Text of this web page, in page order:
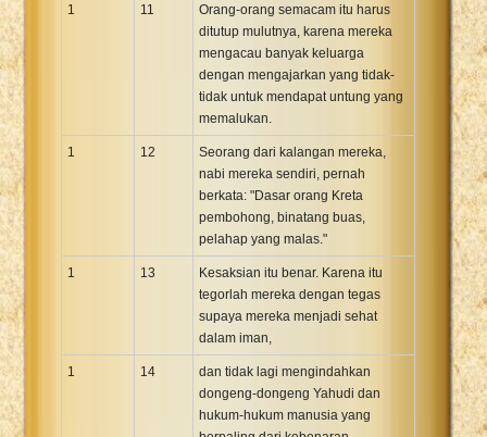
1 11
Orang-orang semacam itu harus
ditutup mulutnya, karena mereka
mengacau banyak keluarga
dengan mengajarkan yang tidak-
tidak untuk mendapat untung yang
memalukan.
1 12
Seorang dari kalangan mereka,
nabi mereka sendiri, pernah
berkata: "Dasar orang Kreta
pembohong, binatang buas,
pelahap yang malas."
1 13
Kesaksian itu benar. Karena itu
tegorlah mereka dengan tegas
supaya mereka menjadi sehat
dalam iman,
1 14
dan tidak lagi mengindahkan
dongeng-dongeng Yahudi dan
hukum-hukum manusia yang